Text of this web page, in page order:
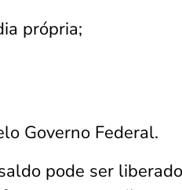
própria;
Governo Federal.
pode ser